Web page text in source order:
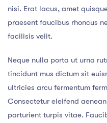
nisi. Erat lacus, amet
praesent faucibus rhoncus
facilisis velit.
Neque nulla porta ut urna
tincidunt mus dictum sit
ultricies arcu fermentum
Consectetur eleifend
parturient turpis vitae.